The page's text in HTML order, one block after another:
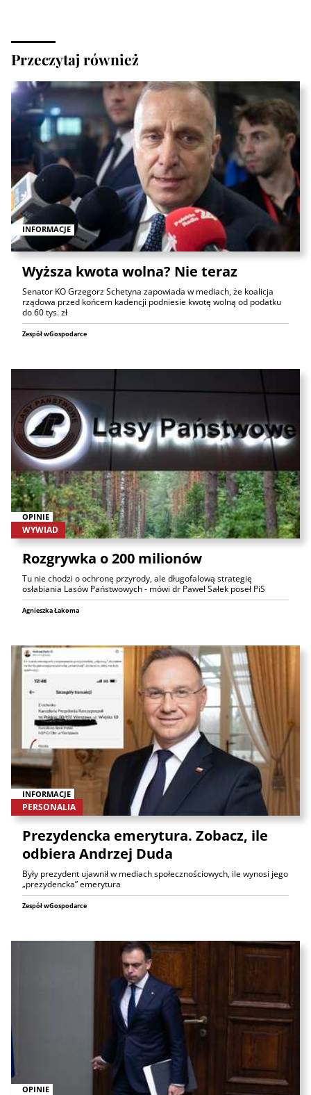
Przeczytaj również
INFORMACJE
Wyższa kwota wolna? Nie teraz
Senator KO Grzegorz Schetyna zapowiada w mediach, że koalicja
rządowa przed końcem kadencji podniesie kwotę wolną od podatku
do 60 tys. zł
Zespół wGospodarce
OPINIE
WYWIAD
Rozgrywka o 200 milionów
Tu nie chodzi o ochronę przyrody, ale długofalową strategię
osłabiania Lasów Państwowych - mówi dr Paweł Sałek poseł PiS
Agnieszka Łakoma
INFORMACJE
PERSONALIA
Prezydencka emerytura. Zobacz, ile
odbiera Andrzej Duda
Były prezydent ujawnił w mediach społecznościowych, ile wynosi jego
„prezydencka” emerytura
Zespół wGospodarce
OPINIE